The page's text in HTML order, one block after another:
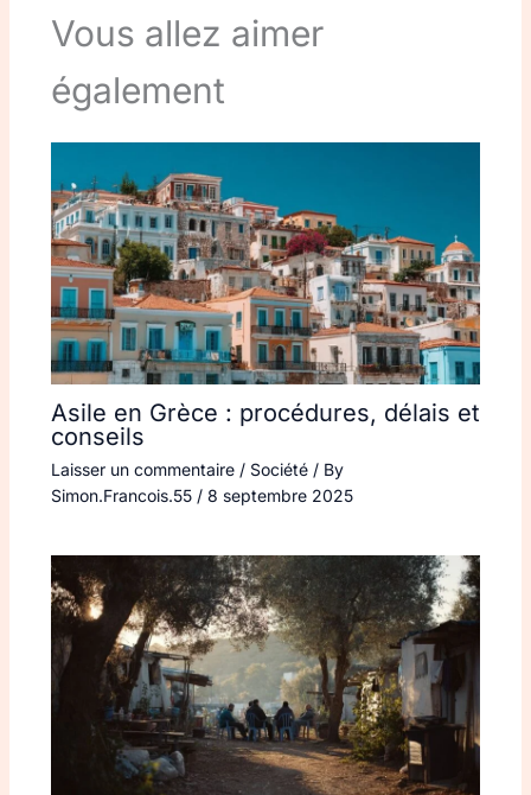
Vous allez aimer
également
Asile en Grèce : procédures, délais et
conseils
Laisser un commentaire / Société/ By
Simon.Francois.55 / 8 septembre 2025